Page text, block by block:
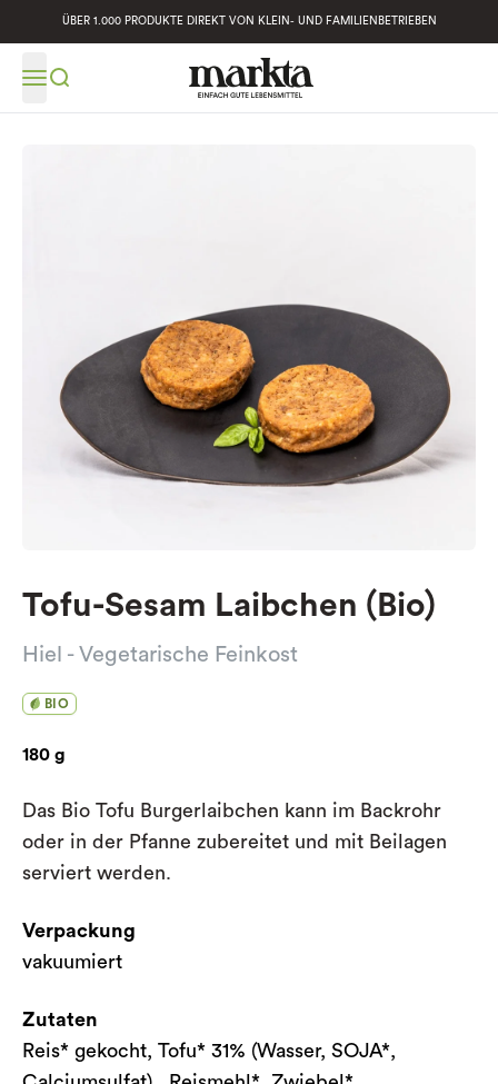
ÜBER 1.000 PRODUKTE DIREKT VON KLEIN- UND FAMILIENBETRIEBEN
Tofu-Sesam Laibchen (Bio)
Hiel - Vegetarische Feinkost
BIO
180 g
Das Bio Tofu Burgerlaibchen kann im Backrohr
oder in der Pfanne zubereitet und mit Beilagen
serviert werden.
Verpackung
vakuumiert
Zutaten
Reis* gekocht, Tofu* 31% (Wasser, SOJA*,